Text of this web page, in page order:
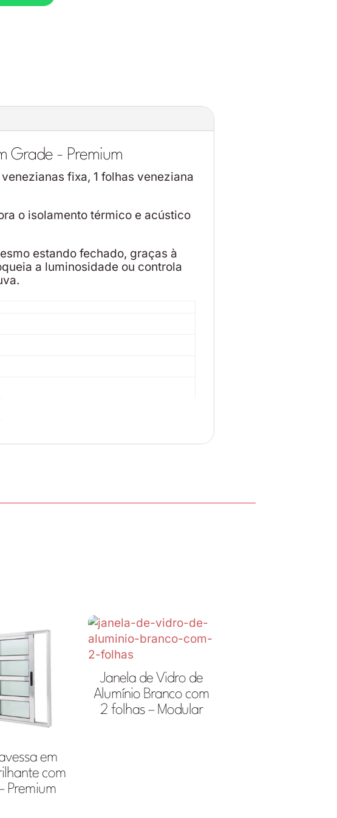
Grade - Premium
fixa, 1 folhas veneziana
o isolamento térmico e acústico
estando fechado, graças à
a luminosidade ou controla
em
com
Premium
Janela de Vidro de
Alumínio Branco com
2 folhas – Modular